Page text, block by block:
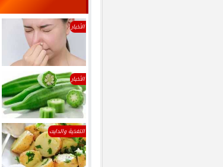
الأخبار
الأخبار
التغذية والدايت